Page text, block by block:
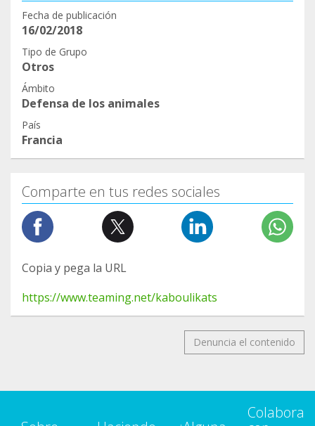
Fecha de publicación
16/02/2018
Tipo de Grupo
Otros
Ámbito
Defensa de los animales
País
Francia
Comparte en tus redes sociales
Copia y pega la URL
https://www.teaming.net/kaboulikats
Denuncia el contenido
Colabora